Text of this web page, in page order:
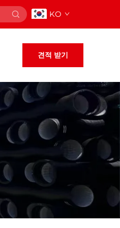
KO
견적 받기